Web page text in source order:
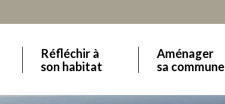
Main
Réfléchir à
son habitat
Aménager
sa commune